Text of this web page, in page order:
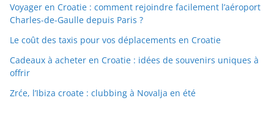
Voyager en Croatie : comment rejoindre facilement l’aéroport
Charles-de-Gaulle depuis Paris ?
Le coût des taxis pour vos déplacements en Croatie
Cadeaux à acheter en Croatie : idées de souvenirs uniques à
offrir
Zrće, l’Ibiza croate : clubbing à Novalja en été